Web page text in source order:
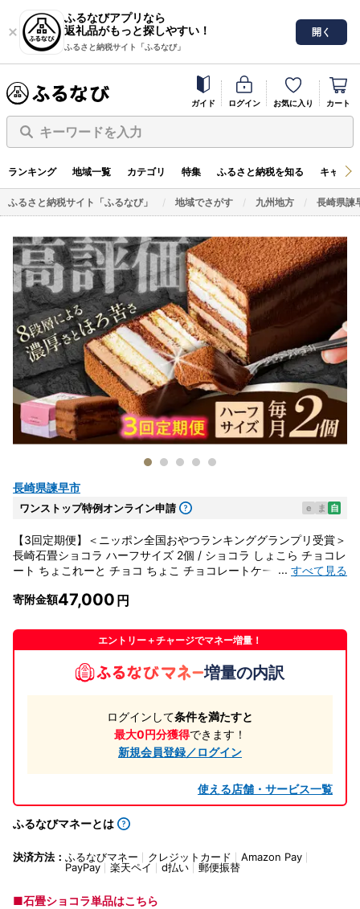
ふるなびアプリなら
返礼品がもっと探しやすい！
ふるさと納税サイト「ふるなび」
開く
ガイド ログイン お気に入り カート
キーワードを入力
ランキング 地域一覧 カテゴリ 特集 ふるさと納税を知る キャン
ふるさと納税サイト「ふるなび」 地域でさがす 九州地方 長崎県諫
長崎県諫早市
ワンストップ特例オンライン申請 e ま 自
【3回定期便】＜ニッポン全国おやつランキンググランプリ受賞＞
長崎石畳ショコラ ハーフサイズ 2個 / ショコラ しょこら チョコレ
ート ちょこれーと チョコ ちょこ チョコレートケーキ チョコケー
... すべて見る
寄附金額47,000
エントリー＋チャージでマネー増量！
増量の内訳
ログインして条件を満たすと
最大0円分獲得できます！
新規会員登録／ログイン
使える店舗・サービス一覧
ふるなびマネーとは
決済方法： ふるなびマネー クレジットカード
Amazon Pay
PayPay
楽天ペイ d払い 郵便振替
■石畳ショコラ単品はこちら